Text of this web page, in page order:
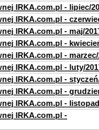
IRKA.com.pl - lipiec/
IRKA.com.pl -
IRKA.com.pl - maj/
IRKA.com.pl -
IRKA.com.pl - marzec/
IRKA.com.pl - luty/
IRKA.com.pl -
IRKA.com.pl -
IRKA.com.pl -
IRKA.com.pl -